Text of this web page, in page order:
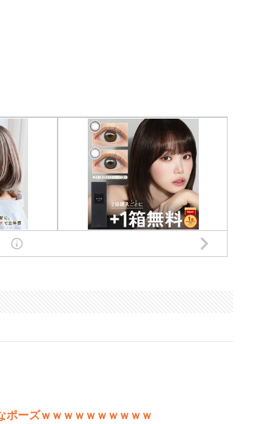
ポーズｗｗｗｗｗｗｗｗｗｗ